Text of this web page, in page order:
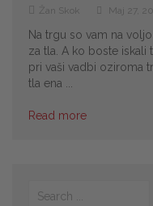
Žan Skok Maj 27,
Na trgu so vam na
za tla. A ko boste iskali
pri vaši vadbi oziroma
tla ena ...
Read more